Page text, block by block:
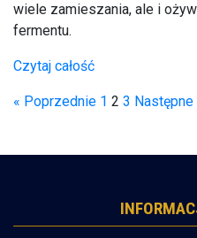
wiele zamieszania, ale i
fermentu.
Czytaj całość
« Poprzednie 1 2 3 Następne